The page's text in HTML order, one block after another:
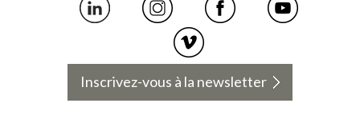
Inscrivez-vous à la newsletter